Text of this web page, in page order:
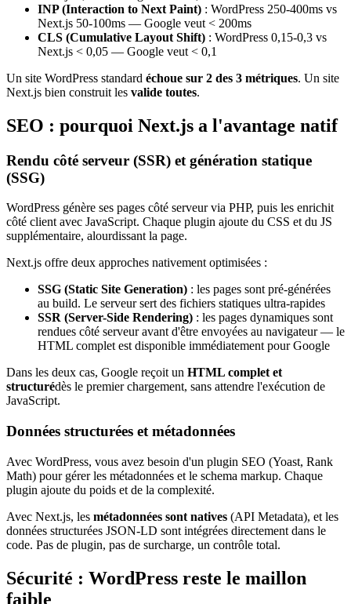
INP (Interaction to Next Paint) : WordPress 250-400ms vs
Next.js 50-100ms — Google veut < 200ms
CLS (Cumulative Layout Shift) : WordPress 0,15-0,3 vs
Next.js < 0,05 — Google veut < 0,1
Un site WordPress standard échoue sur 2 des 3 métriques. Un site
Next.js bien construit les valide toutes.
SEO : pourquoi Next.js a l'avantage natif
Rendu côté serveur (SSR) et génération statique
(SSG)
WordPress génère ses pages côté serveur via PHP, puis les enrichit
côté client avec JavaScript. Chaque plugin ajoute du CSS et du JS
supplémentaire, alourdissant la page.
Next.js offre deux approches nativement optimisées :
SSG (Static Site Generation) : les pages sont pré-générées
au build. Le serveur sert des fichiers statiques ultra-rapides
SSR (Server-Side Rendering) : les pages dynamiques sont
rendues côté serveur avant d'être envoyées au navigateur — le
HTML complet est disponible immédiatement pour Google
Dans les deux cas, Google reçoit un HTML complet et
structurédès le premier chargement, sans attendre l'exécution de
JavaScript.
Données structurées et métadonnées
Avec WordPress, vous avez besoin d'un plugin SEO (Yoast, Rank
Math) pour gérer les métadonnées et le schema markup. Chaque
plugin ajoute du poids et de la complexité.
Avec Next.js, les métadonnées sont natives (API Metadata), et les
données structurées JSON-LD sont intégrées directement dans le
code. Pas de plugin, pas de surcharge, un contrôle total.
Sécurité : WordPress reste le maillon
faible